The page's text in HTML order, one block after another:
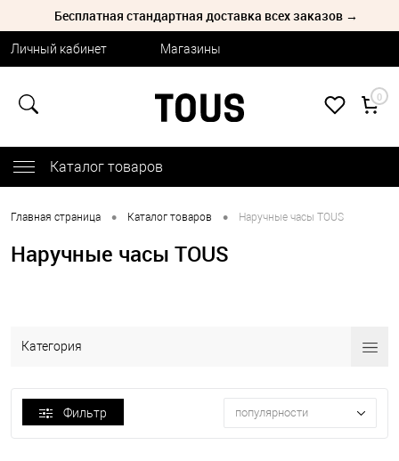
Бесплатная стандартная доставка всех заказов →
Личный кабинет Магазины
0
Каталог товаров
Главная страница • Каталог товаров • Наручные часы TOUS
Наручные часы TOUS
Категория
Фильтр популярности